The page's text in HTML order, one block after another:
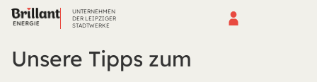
UNTERNEHMEN
DER LEIPZIGER
STADTWERKE
Unsere Tipps zum